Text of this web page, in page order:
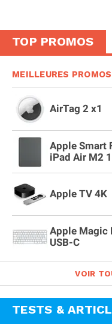
TOP PROMOS
MEILLEURES
AirTag 2 x1
Apple Smart
iPad Air M2
Apple TV 4K
Apple Magic
USB-C
VOIR
TESTS &